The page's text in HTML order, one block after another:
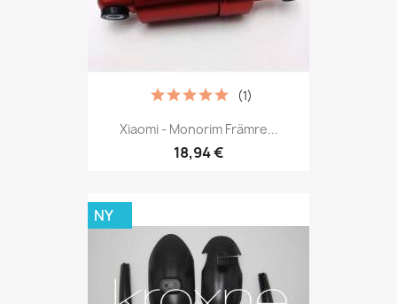
Xiaomi - Monorim Främre...
18,94 €
(1)
NY